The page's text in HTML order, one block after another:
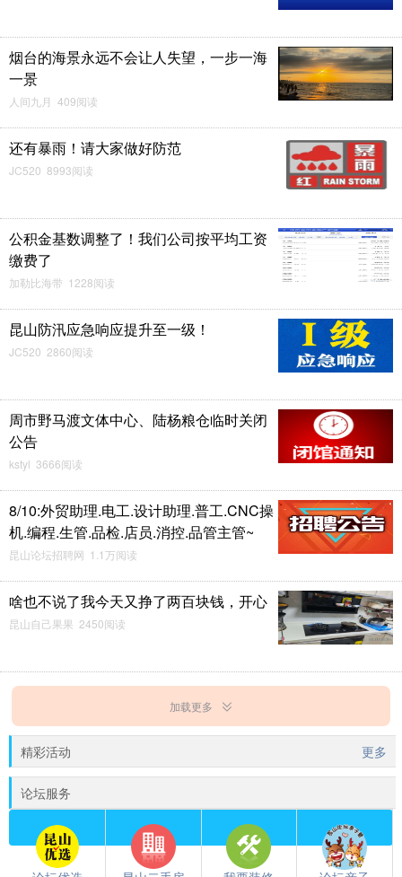
烟台的海景永远不会让人失望，一步一海
一景
人间九月 409阅读
还有暴雨！请大家做好防范
JC520 8993阅读
公积金基数调整了！我们公司按平均工资
缴费了
加勒比海带 1228阅读
昆山防汛应急响应提升至一级！
JC520 2860阅读
周市野马渡文体中心、陆杨粮仓临时关闭
公告
kstyl 3666阅读
8/10:外贸助理.电工.设计助理.普工.CNC操
机.编程.生管.品检.店员.消控.品管主管~
昆山论坛招聘网 1.1万阅读
啥也不说了我今天又挣了两百块钱，开心
昆山自己果果 2450阅读
加载更多
精彩活动 更多
论坛服务